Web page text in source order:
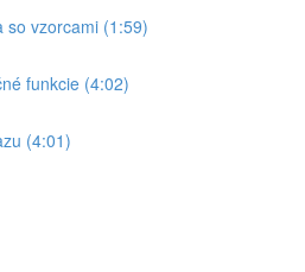
so vzorcami (1:59)
funkcie (4:02)
(4:01)